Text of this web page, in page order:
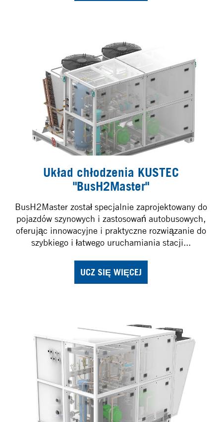
Układ chłodzenia KUSTEC
"BusH2Master"
BusH2Master został specjalnie zaprojektowany do
pojazdów szynowych i zastosowań autobusowych,
oferując innowacyjne i praktyczne rozwiązanie do
szybkiego i łatwego uruchamiania stacji...
UCZ SIĘ WIĘCEJ